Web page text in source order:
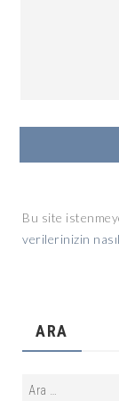
Bu site
verilerinizin
ARA